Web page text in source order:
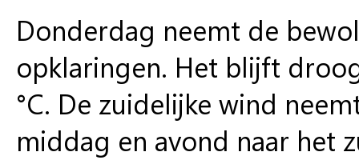
Donderdag neemt de
opklaringen. Het blijft
°C. De zuidelijke wind
middag en avond naar het